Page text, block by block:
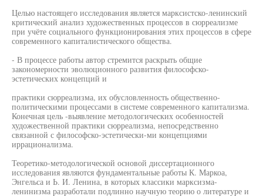
Целью настоящего исследования является марксистско-ленинский
критический анализ художественных процессов в сюрреализме
при учёте социального функционирования этих процессов в сфере
современного капиталистического общества.
- В процессе работы автор стремится раскрыть общие
закономерности эволюционного развития философско-
эстетических концепций и
практики сюрреализма, их обусловленность общественно-
политическими процессами в системе современного капитализма.
Конечная цель -выявление методологических особенностей
художественной практики сюрреализма, непосредственно
связанной с философско-эстетически-ми концепциями
иррационализма.
Теоретико-методологической основой диссертационного
исследования являются фундаментальные работы К. Маркоа,
Энгельса и Ь. И. Ленина, в которых классики марксизма-
ленинизма разработали подлинно научную теорию о литературе и